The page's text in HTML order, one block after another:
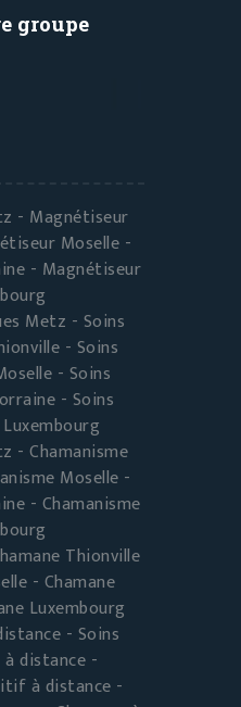
groupe
- Magnétiseur
Moselle -
- Magnétiseur
Metz - Soins
- Soins
- Soins
- Soins
- Chamanisme
Moselle -
- Chamanisme
Thionville
- Chamane
Luxembourg
- Soins
distance -
à distance -